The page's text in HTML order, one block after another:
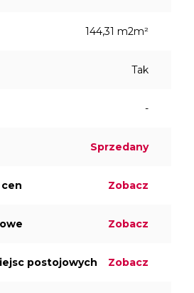
144,31 m2m²
Tak
-
Sprzedany
Zobacz
Zobacz
postojowych Zobacz